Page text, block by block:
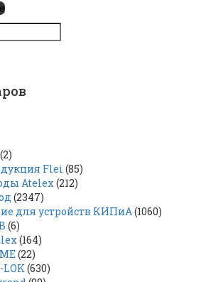
(2)
Flei (85)
Atelex(212)
(2347)
для устройств КИПиА(1060)
(6)
(164)
(22)
(630)